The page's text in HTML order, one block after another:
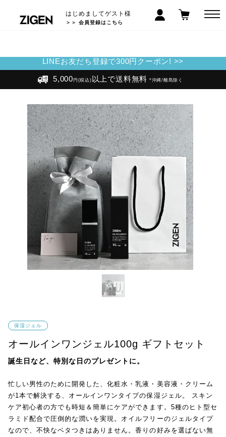
はじめましてゲスト様
＞＞ 会員登録はこちら
LINEお友だち登録で300円クーポン! >>
5,000 円(税込) 以上で送料無料 *沖縄/離島除く
保湿ジェル
オールインワンジェル100g ギフトセット
誕生日など、特別な日のプレゼントに。
忙しい男性のために開発した、化粧水・乳液・美容液・クリーム
が1本で解決する、オールインワンタイプの保湿ジェル。 スキン
ケア初心者の方でも時短＆簡単にケアができます。5種のヒト型セ
ラミド配合で圧倒的な潤いを実現。オイルフリーのジェルタイプ
なので、不快なベタつきはありません。香りの好みを選ばない無